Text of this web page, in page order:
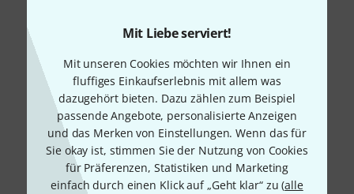
Mit Liebe serviert!
Mit unseren Cookies möchten wir Ihnen ein
fluffiges Einkaufserlebnis mit allem was
dazugehört bieten. Dazu zählen zum Beispiel
passende Angebote, personalisierte Anzeigen
und das Merken von Einstellungen. Wenn das für
Sie okay ist, stimmen Sie der Nutzung von Cookies
für Präferenzen, Statistiken und Marketing
einfach durch einen Klick auf „Geht klar“ zu (alle